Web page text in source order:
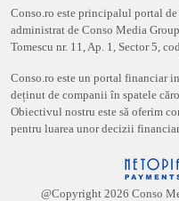
Conso.ro este principalul portal
administrat de Conso Media
Tomescu nr. 11, Ap. 1, Sector 5,
Conso.ro este un portal financiar
deținut de companii în spatele
Obiectivul nostru este să oferim
pentru luarea unor decizii
@Copyright 2026 Conso